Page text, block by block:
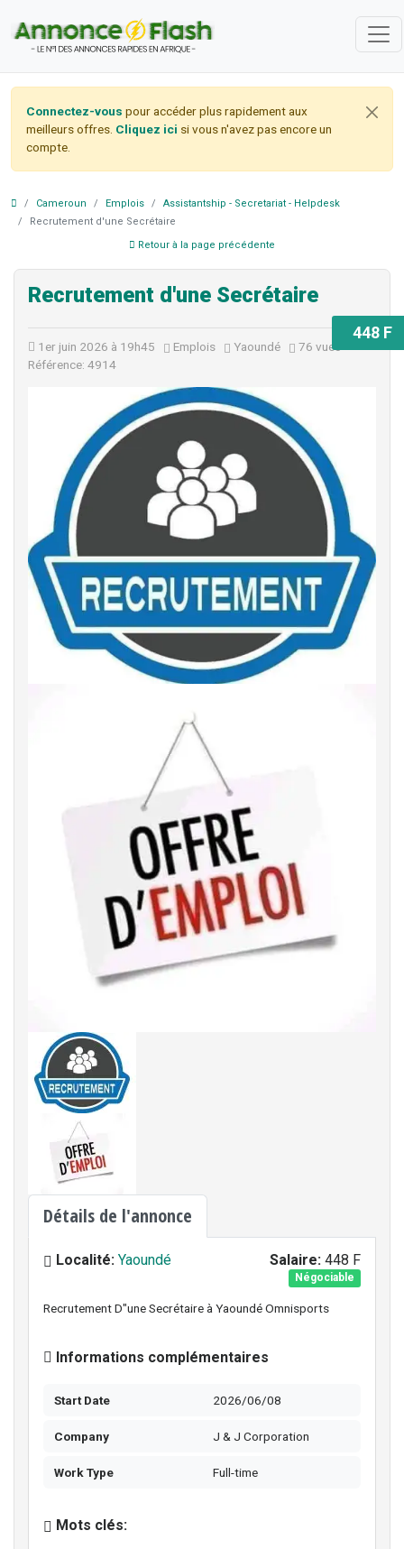
Connectez-vous pour accéder plus rapidement aux
meilleurs offres. Cliquez ici si vous n'avez pas encore un
compte.
Cameroun Emplois
Assistantship - Secretariat - Helpdesk
Recrutement d'une Secrétaire
Retour à la page précédente
Recrutement d'une Secrétaire
1er juin 2026 à 19h45 Emplois Yaoundé
76 vues
Référence: 4914
448 F
Détails de l'annonce
Localité: Yaoundé Salaire: 448 F
Négociable
Recrutement D"une Secrétaire à Yaoundé Omnisports
Informations complémentaires
Start Date 2026/06/08
Company J & J Corporation
Work Type Full-time
Mots clés: